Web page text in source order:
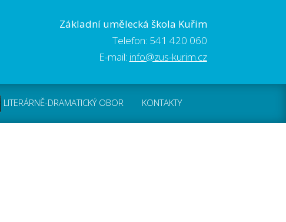
Základní umělecká škola Kuřim
Telefon: 541 420 060
E-mail: info@zus-kurim.cz
LITERÁRNĚ-DRAMATICKÝ OBOR KONTAKTY